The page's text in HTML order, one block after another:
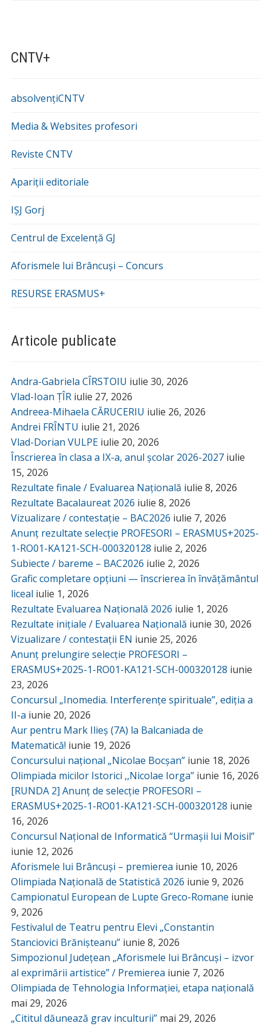
CNTV+
absolvențiCNTV
Media & Websites profesori
Reviste CNTV
Apariții editoriale
IȘJ Gorj
Centrul de Excelență GJ
Aforismele lui Brâncuși – Concurs
RESURSE ERASMUS+
Articole publicate
Andra-Gabriela CÎRSTOIU iulie 30, 2026
Vlad-Ioan ȚÎR iulie 27, 2026
Andreea-Mihaela CĂRUCERIU iulie 26, 2026
Andrei FRÎNTU iulie 21, 2026
Vlad-Dorian VULPE iulie 20, 2026
Înscrierea în clasa a IX-a, anul școlar 2026-2027 iulie
15, 2026
Rezultate finale / Evaluarea Națională iulie 8, 2026
Rezultate Bacalaureat 2026 iulie 8, 2026
Vizualizare / contestație – BAC2026 iulie 7, 2026
Anunț rezultate selecție PROFESORI – ERASMUS+2025-
1-RO01-KA121-SCH-000320128 iulie 2, 2026
Subiecte / bareme – BAC2026 iulie 2, 2026
Grafic completare opțiuni — înscrierea în învățământul
liceal iulie 1, 2026
Rezultate Evaluarea Națională 2026 iulie 1, 2026
Rezultate inițiale / Evaluarea Națională iunie 30, 2026
Vizualizare / contestații EN iunie 25, 2026
Anunț prelungire selecție PROFESORI –
ERASMUS+2025-1-RO01-KA121-SCH-000320128 iunie
23, 2026
Concursul „Inomedia. Interferențe spirituale”, ediția a
II-a iunie 20, 2026
Aur pentru Mark Ilieș (7A) la Balcaniada de
Matematică! iunie 19, 2026
Concursului național „Nicolae Bocșan” iunie 18, 2026
Olimpiada micilor Istorici ,,Nicolae Iorga” iunie 16, 2026
[RUNDA 2] Anunț de selecție PROFESORI –
ERASMUS+2025-1-RO01-KA121-SCH-000320128 iunie
16, 2026
Concursul Național de Informatică “Urmașii lui Moisil”
iunie 12, 2026
Aforismele lui Brâncuși – premierea iunie 10, 2026
Olimpiada Națională de Statistică 2026 iunie 9, 2026
Campionatul European de Lupte Greco-Romane iunie
9, 2026
Festivalul de Teatru pentru Elevi „Constantin
Stanciovici Brănișteanu” iunie 8, 2026
Simpozionul Județean „Aforismele lui Brâncuși – izvor
al exprimării artistice” / Premierea iunie 7, 2026
Olimpiada de Tehnologia Informației, etapa națională
mai 29, 2026
„Cititul dăunează grav inculturii” mai 29, 2026